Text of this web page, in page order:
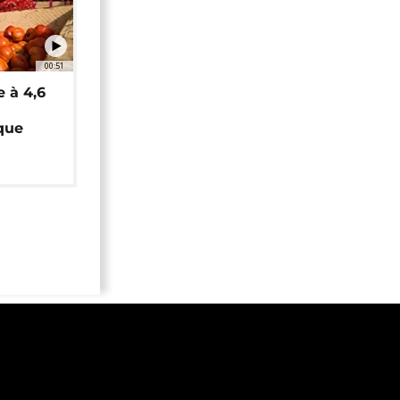
00:51
à 4,6